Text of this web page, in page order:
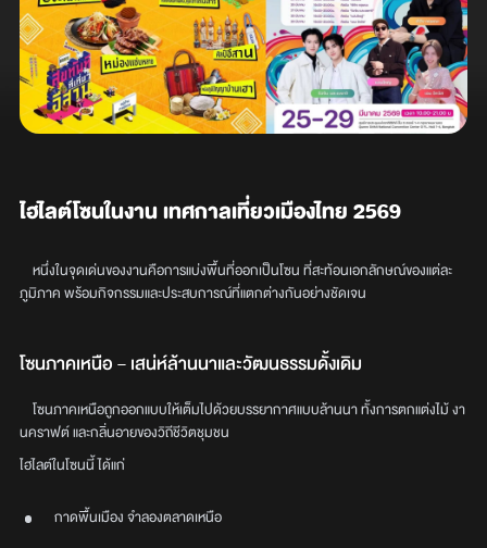
ไฮไลต์โซนในงาน เทศกาลเที่ยวเมืองไทย 2569
หนึ่งในจุดเด่นของงานคือการแบ่งพื้นที่ออกเป็นโซน ที่สะท้อนเอกลักษณ์ของแต่ละ
ภูมิภาค พร้อมกิจกรรมและประสบการณ์ที่แตกต่างกันอย่างชัดเจน
โซนภาคเหนือ – เสน่ห์ล้านนาและวัฒนธรรมดั้งเดิม
โซนภาคเหนือถูกออกแบบให้เต็มไปด้วยบรรยากาศแบบล้านนา ทั้งการตกแต่งไม้ งา
นคราฟต์ และกลิ่นอายของวิถีชีวิตชุมชน
ไฮไลต์ในโซนนี้ ได้แก่
กาดพื้นเมือง จำลองตลาดเหนือ